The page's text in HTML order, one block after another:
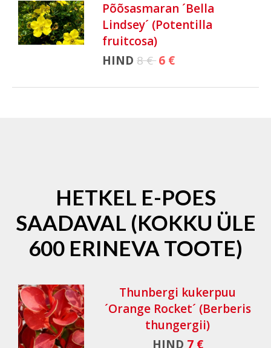
Põõsasmaran ´Bella
Lindsey´ (Potentilla
fruitcosa)
HIND 8 €6 €
HETKEL E-POES
SAADAVAL (KOKKU ÜLE
600 ERINEVA TOOTE)
Thunbergi kukerpuu
´Orange Rocket´ (Berberis
thungergii)
HIND 7 €